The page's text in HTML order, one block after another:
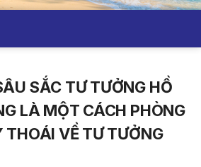
SẮC TƯ TƯỞNG HỒ
LÀ MỘT CÁCH PHÒNG
THOÁI VỀ TƯ TƯỞNG